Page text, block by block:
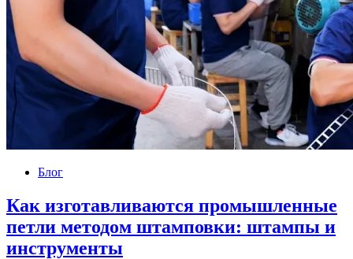
Блог
Как изготавливаются промышленные
петли методом штамповки: штампы и
инструменты